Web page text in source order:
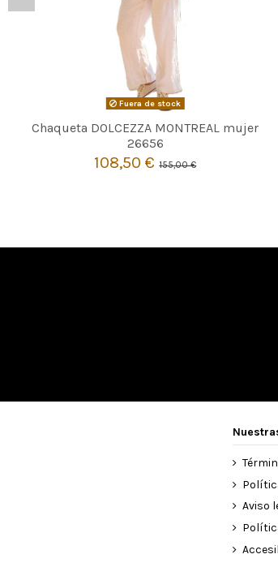
Fuera de stock
Chaqueta DOLCEZZA MONTREAL mujer
26656
108,50 €155,00 €
 Agotado
Aviso